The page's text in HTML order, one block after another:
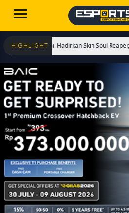
HIGHLIGHT
Hadirkan Skin Soul Reaper, Mode